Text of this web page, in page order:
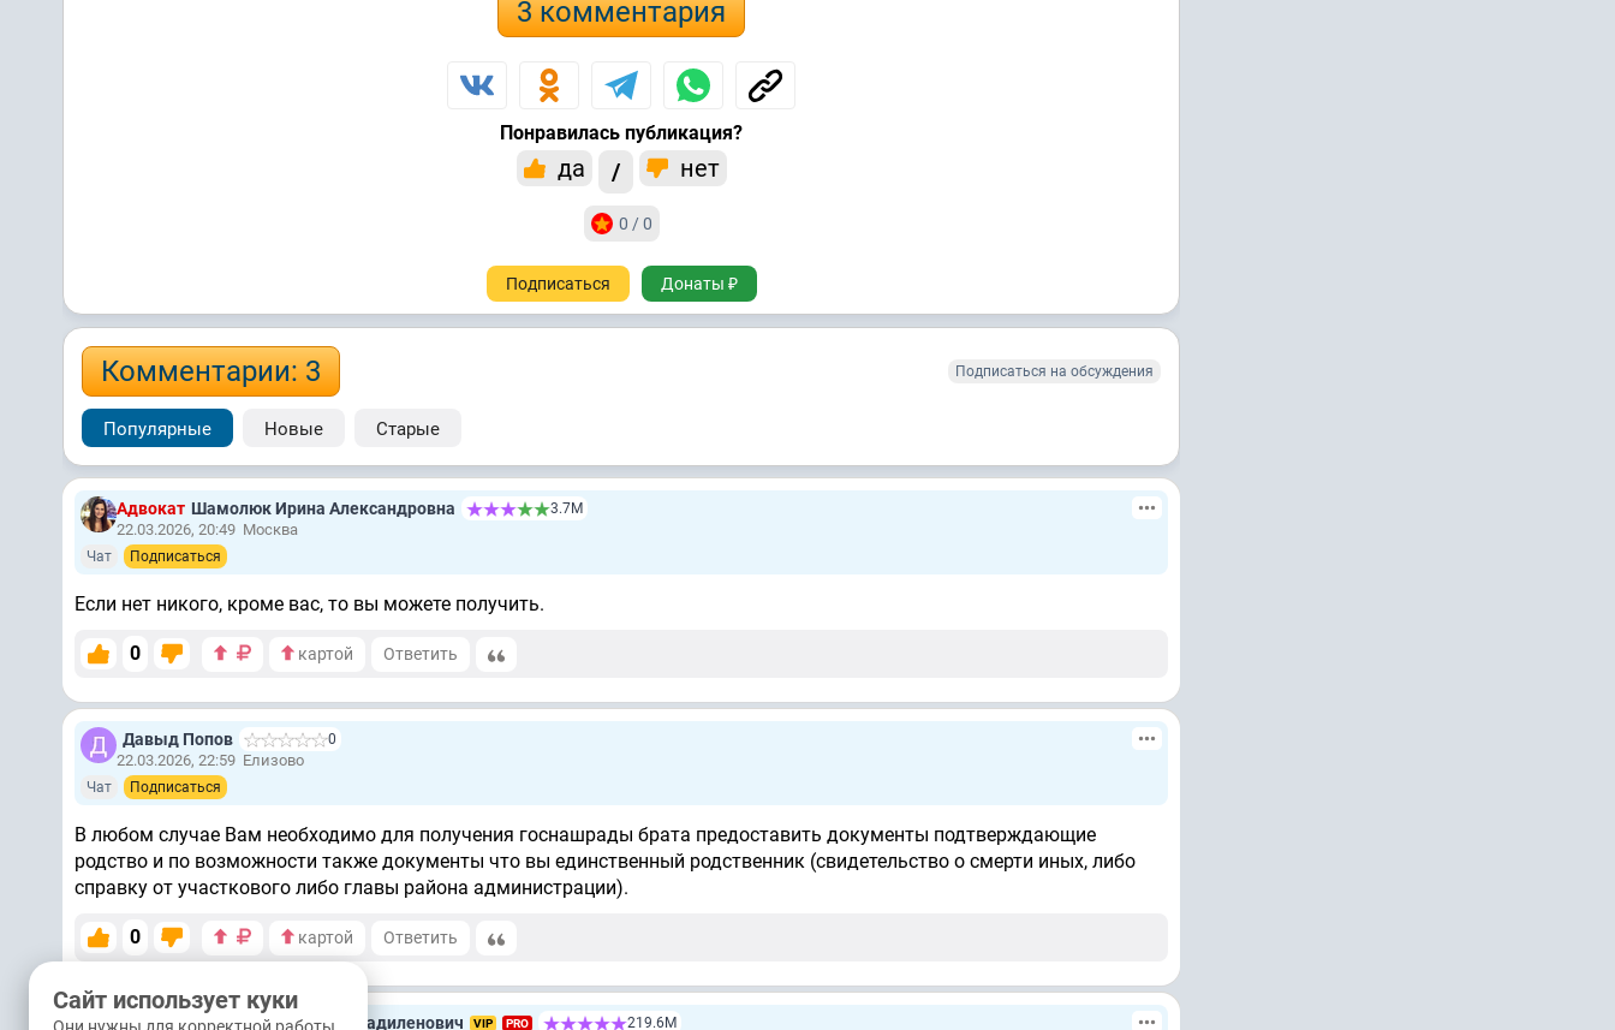
3 комментария
Понравилась публикация?
да / нет
0 / 0
Подписаться Донаты ₽
Комментарии: 3 Подписаться на обсуждения
Популярные Новые Старые
Адвокат Шамолюк Ирина Александровна 3.7М
22.03.2026, 20:49 Москва
Чат Подписаться
Если нет никого, кроме вас, то вы можете получить.
0 картой Ответить
Давыд Попов 0
22.03.2026, 22:59 Елизово
Чат Подписаться
В любом случае Вам необходимо для получения госнашрады брата предоставить документы подтверждающие
родство и по возможности также документы что вы единственный родственник (свидетельство о смерти иных, либо
справку от участкового либо главы района администрации).
0 картой Ответить
Юрист Кочетков Александр Владиленович VIP PRO 219.6М
Сайт использует куки